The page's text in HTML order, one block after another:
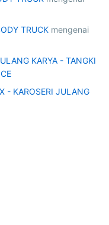
TRUCK mengenai
KARYA - TANGKI
- KAROSERI JULANG